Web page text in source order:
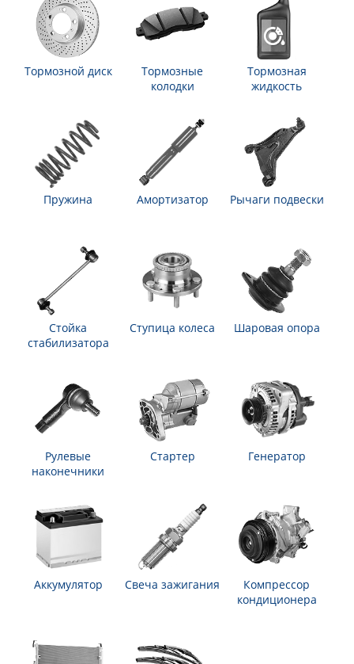
Тормозной диск
Тормозные
колодки
Тормозная
жидкость
Пружина Амортизатор Рычаги подвески
Стойка
стабилизатора
Ступица колеса Шаровая опора
Рулевые
наконечники
Стартер Генератор
Аккумулятор Свеча зажигания
Компрессор
кондиционера